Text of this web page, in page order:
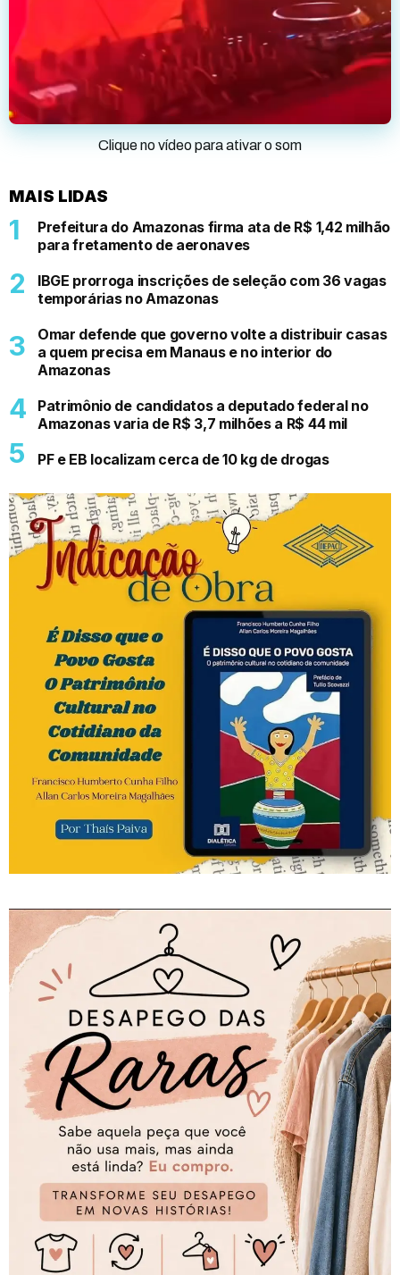
Clique no vídeo para ativar o som
MAIS LIDAS
Prefeitura do Amazonas firma ata de R$ 1,42 milhão
para fretamento de aeronaves
IBGE prorroga inscrições de seleção com 36 vagas
temporárias no Amazonas
Omar defende que governo volte a distribuir casas
a quem precisa em Manaus e no interior do
Amazonas
Patrimônio de candidatos a deputado federal no
Amazonas varia de R$ 3,7 milhões a R$ 44 mil
PF e EB localizam cerca de 10 kg de drogas